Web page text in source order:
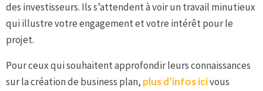
des investisseurs. Ils s’attendent à voir un travail minutieux
qui illustre votre engagement et votre intérêt pour le
projet.
Pour ceux qui souhaitent approfondir leurs connaissances
sur la création de business plan, plus d’infos icivous